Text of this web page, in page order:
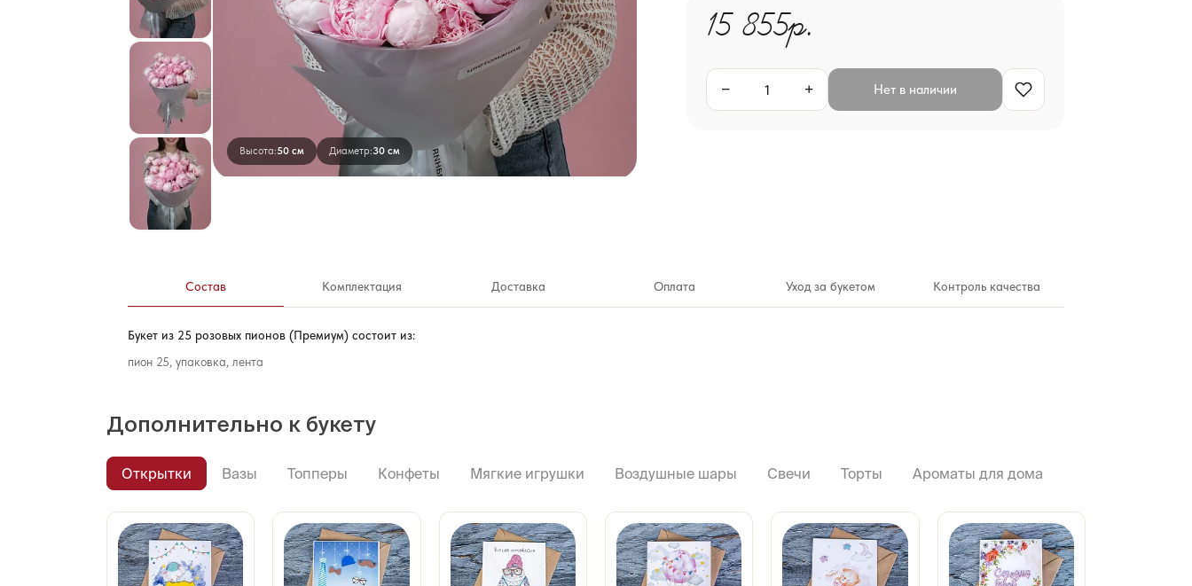
Высота:50 см Диаметр:30 см
15 855р.
− + Нет в наличии
Состав Комплектация Доставка Оплата Уход за букетом Контроль качества
Букет из 25 розовых пионов (Премиум) состоит из:
пион 25, упаковка, лента
Дополнительно к букету
Открытки Вазы Топперы Конфеты Мягкие игрушки Воздушные шары Свечи Торты Ароматы для дома